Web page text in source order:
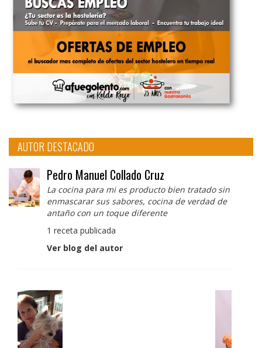
AUTOR DESTACADO
Pedro Manuel Collado Cruz
La cocina para mi es producto bien tratado sin
enmascarar sus sabores, cocina de verdad de
antaño con un toque diferente
1 receta publicada
Ver blog del autor